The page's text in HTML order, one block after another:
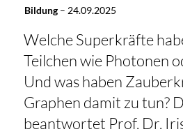
Bildung– 24.09.2025
Welche Superkräfte
Teilchen wie Photonen
Und was haben
Graphen damit zu tun?
beantwortet Prof. Dr.